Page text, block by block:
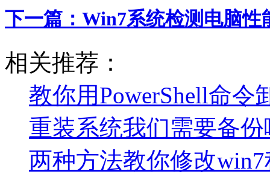
下一篇： Win7系统检测电脑性
相关推荐：
教你用PowerShell命
重装系统我们需要备
两种方法教你修改